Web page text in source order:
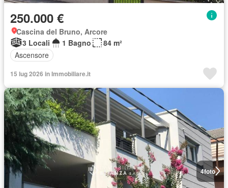
250.000 €
Cascina del Bruno, Arcore
3 Locali
1 Bagno
84 m²
Ascensore
15 lug 2026 in Immobiliare.it
4foto